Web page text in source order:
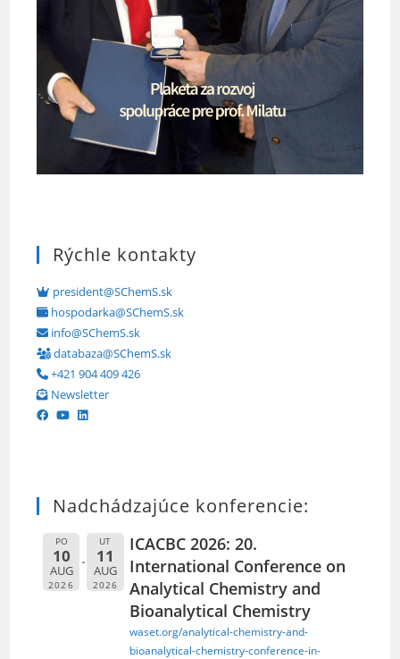
Rýchle kontakty
president@SChemS.sk
hospodarka@SChemS.sk
info@SChemS.sk
databaza@SChemS.sk
+421 904 409 426
Newsletter
Nadchádzajúce konferencie:
PO
10
AUG
2026
UT
11
AUG
2026
ICACBC 2026: 20.
International Conference on
Analytical Chemistry and
Bioanalytical Chemistry
waset.org/analytical-chemistry-and-
bioanalytical-chemistry-conference-in-